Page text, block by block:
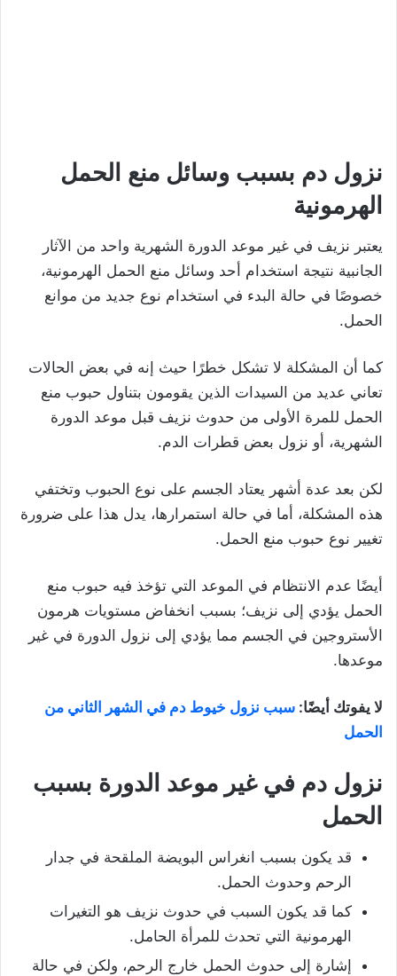
نزول دم بسبب وسائل منع الحمل
الهرمونية
يعتبر نزيف في غير موعد الدورة الشهرية واحد من الآثار
الجانبية نتيجة استخدام أحد وسائل منع الحمل الهرمونية،
خصوصًا في حالة البدء في استخدام نوع جديد من موانع
الحمل.
كما أن المشكلة لا تشكل خطرًا حيث إنه في بعض الحالات
تعاني عديد من السيدات الذين يقومون بتناول حبوب منع
الحمل للمرة الأولى من حدوث نزيف قبل موعد الدورة
الشهرية، أو نزول بعض قطرات الدم.
لكن بعد عدة أشهر يعتاد الجسم على نوع الحبوب وتختفي
هذه المشكلة، أما في حالة استمرارها، يدل هذا على ضرورة
تغيير نوع حبوب منع الحمل.
أيضًا عدم الانتظام في الموعد التي تؤخذ فيه حبوب منع
الحمل يؤدي إلى نزيف؛ بسبب انخفاض مستويات هرمون
الأستروجين في الجسم مما يؤدي إلى نزول الدورة في غير
موعدها.
لا يفوتك أيضًا: سبب نزول خيوط دم في الشهر الثاني من
الحمل
نزول دم في غير موعد الدورة بسبب
الحمل
قد يكون بسبب انغراس البويضة الملقحة في جدار
الرحم وحدوث الحمل.
كما قد يكون السبب في حدوث نزيف هو التغيرات
الهرمونية التي تحدث للمرأة الحامل.
إشارة إلى حدوث الحمل خارج الرحم، ولكن في حالة